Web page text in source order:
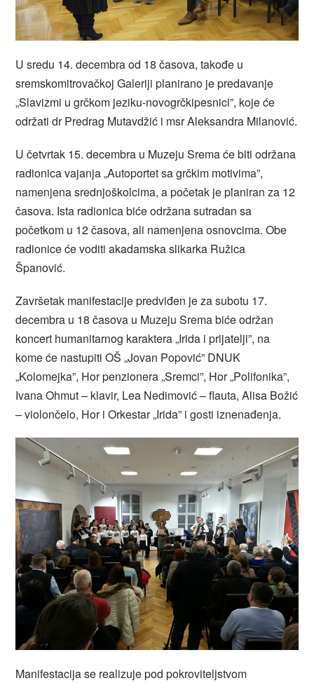
U sredu 14. decembra od 18 časova, takođe u
sremskomitrovačkoj Galeriji planirano je predavanje
„Slavizmi u grčkom jeziku-novogrčkipesnici”, koje će
održati dr Predrag Mutavdžić i msr Aleksandra Milanović.
U četvrtak 15. decembra u Muzeju Srema će biti održana
radionica vajanja „Autoportet sa grčkim motivima”,
namenjena srednjoškolcima, a početak je planiran za 12
časova. Ista radionica biće održana sutradan sa
početkom u 12 časova, ali namenjena osnovcima. Obe
radionice će voditi akadamska slikarka Ružica
Španović.
Završetak manifestacije predviđen je za subotu 17.
decembra u 18 časova u Muzeju Srema biće održan
koncert humanitarnog karaktera „Irida i prijatelji”, na
kome će nastupiti OŠ „Jovan Popović” DNUK
„Kolomejka”, Hor penzionera „Sremci”, Hor „Polifonika”,
Ivana Ohmut – klavir, Lea Nedimović – flauta, Alisa Božić
– violončelo, Hor i Orkestar „Irida” i gosti iznenađenja.
Manifestacija se realizuje pod pokroviteljstvom